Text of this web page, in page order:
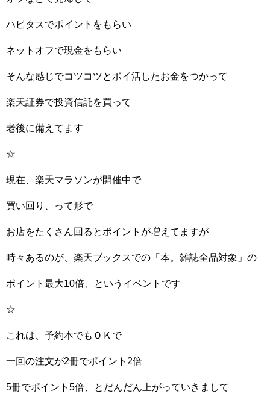
ハピタスでポイントをもらい
ネットオフで現金をもらい
そんな感じでコツコツとポイ活したお金をつかって
楽天証券で投資信託を買って
老後に備えてます
☆
現在、楽天マラソンが開催中で
買い回り、って形で
お店をたくさん回るとポイントが増えてますが
時々あるのが、楽天ブックスでの「本。雑誌全品対象」の
ポイント最大10倍、というイベントです
☆
これは、予約本でもＯＫで
一回の注文が2冊でポイント2倍
5冊でポイント5倍、とだんだん上がっていきまして